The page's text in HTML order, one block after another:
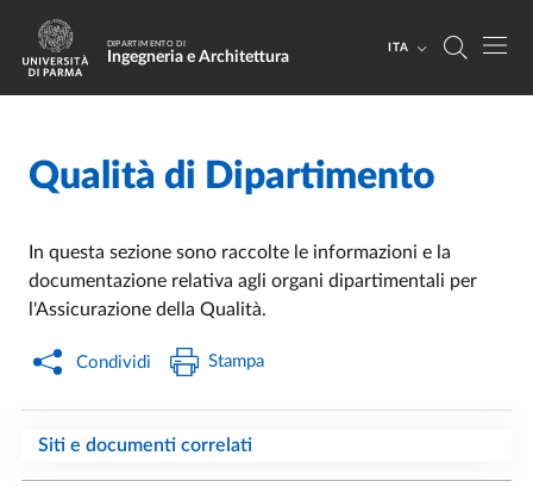
Salta al contenuto principale
Skip to footer
DIPARTIMENTO DI
Ingegneria e Architettura
ITA
Home /
Qualità di Dipartimento
In questa sezione sono raccolte le informazioni e la
documentazione relativa agli organi dipartimentali per
l'Assicurazione della Qualità.
Condividi Stampa
Siti e documenti correlati